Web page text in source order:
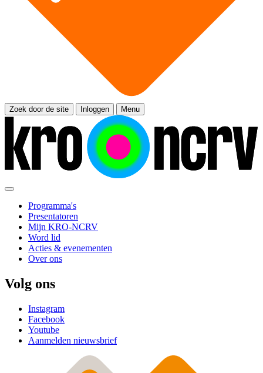
Zoek door de site Inloggen Menu
Programma's
Presentatoren
Mijn KRO-NCRV
Word lid
Acties & evenementen
Over ons
Volg ons
Instagram
Facebook
Youtube
Aanmelden nieuwsbrief